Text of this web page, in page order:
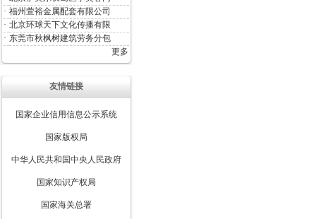
· 福州萱裕金属配套有限公司
· 北京环球天下文化传播有限
· 东莞市秋枫树建筑劳务分包
更多
友情链接
国家企业信用信息公示系统
国家版权局
中华人民共和国中央人民政府
国家知识产权局
国家海关总署